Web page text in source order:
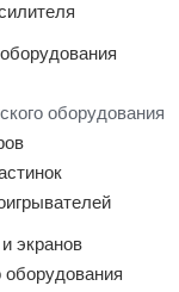
оборудования
экранов
оборудования